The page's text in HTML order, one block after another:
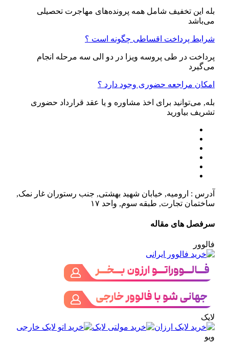
بله این تخفیف شامل همه پرونده‌های مهاجرت تحصیلی
می‌باشد
شرایط پرداخت اقساطی چگونه است ؟
پرداخت در طی پروسه ویزا در دو الی سه مرحله انجام
می‌گیرد
امکان مراجعه حضوری وجود دارد ؟
بله, می‌توانید برای اخذ مشاوره و یا عقد قرارداد حضوری
تشریف بیاورید
آدرس : ارومیه, خیابان شهید بهشتی, جنب رستوران غار نمک,
ساختمان تجارت, طبقه سوم, واحد ۱۷
سرفصل های مقاله
فالوور
لایک
ویو